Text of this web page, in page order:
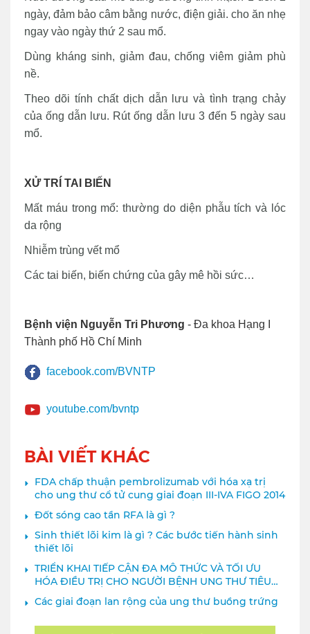
ngày, đảm bảo câm bằng nước, điện giải. cho ăn nhẹ
ngay vào ngày thứ 2 sau mổ.
Dùng kháng sinh, giảm đau, chống viêm giảm phù
nề.
Theo dõi tính chất dịch dẫn lưu và tình trạng chảy
của ống dẫn lưu. Rút ống dẫn lưu 3 đến 5 ngày sau
mổ.
XỬ TRÍ TAI BIẾN
Mất máu trong mổ: thường do diện phẫu tích và lóc
da rộng
Nhiễm trùng vết mổ
Các tai biến, biến chứng của gây mê hồi sức…
Bệnh viện Nguyễn Tri Phương - Đa khoa Hạng I
Thành phố Hồ Chí Minh
facebook.com/BVNTP
youtube.com/bvntp
BÀI VIẾT KHÁC
FDA chấp thuận pembrolizumab với hóa xạ trị
cho ung thư cổ tử cung giai đoạn III-IVA FIGO 2014
Đốt sóng cao tần RFA là gì ?
Sinh thiết lõi kim là gì ? Các bước tiến hành sinh
thiết lõi
TRIỂN KHAI TIẾP CẬN ĐA MÔ THỨC VÀ TỐI ƯU
HÓA ĐIỀU TRỊ CHO NGƯỜI BỆNH UNG THƯ TIÊU
Các giai đoạn lan rộng của ung thư buồng trứng